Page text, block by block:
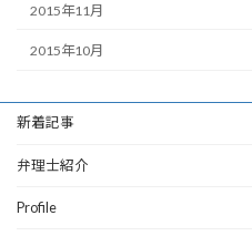
2015年11月
2015年10月
新着記事
弁理士紹介
Profile